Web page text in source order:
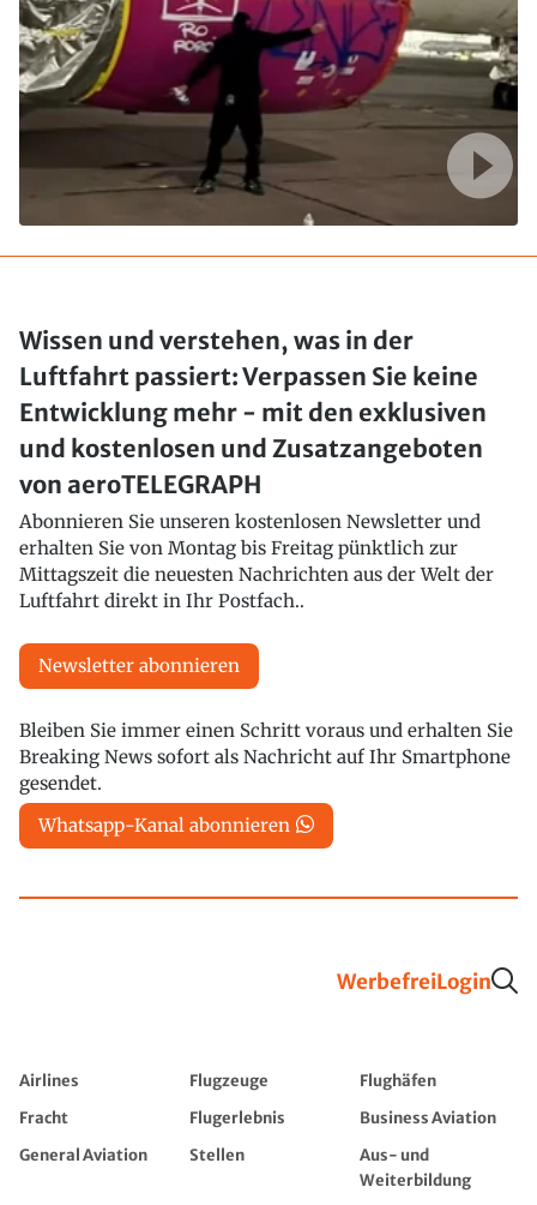
Wissen und verstehen, was in der
Luftfahrt passiert: Verpassen Sie keine
Entwicklung mehr - mit den exklusiven
und kostenlosen und Zusatzangeboten
von aeroTELEGRAPH
Abonnieren Sie unseren kostenlosen Newsletter und
erhalten Sie von Montag bis Freitag pünktlich zur
Mittagszeit die neuesten Nachrichten aus der Welt der
Luftfahrt direkt in Ihr Postfach..
Newsletter abonnieren
Bleiben Sie immer einen Schritt voraus und erhalten Sie
Breaking News sofort als Nachricht auf Ihr Smartphone
gesendet.
Whatsapp-Kanal abonnieren
WerbefreiLogin
Airlines Flugzeuge
Flughäfen
Fracht
Flugerlebnis
Business Aviation
General Aviation
Stellen
Aus- und
Weiterbildung